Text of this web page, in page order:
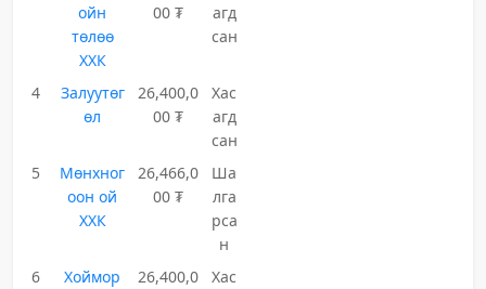
ойн
төлөө
ХХК
00 ₮
агд
сан
4
Залуутөг
өл
26,400,0
00 ₮
Хас
агд
сан
5
Мөнхног
оон ой
ХХК
26,466,0
00 ₮
Ша
лга
рса
н
6
Хоймор
26,400,0
Хас